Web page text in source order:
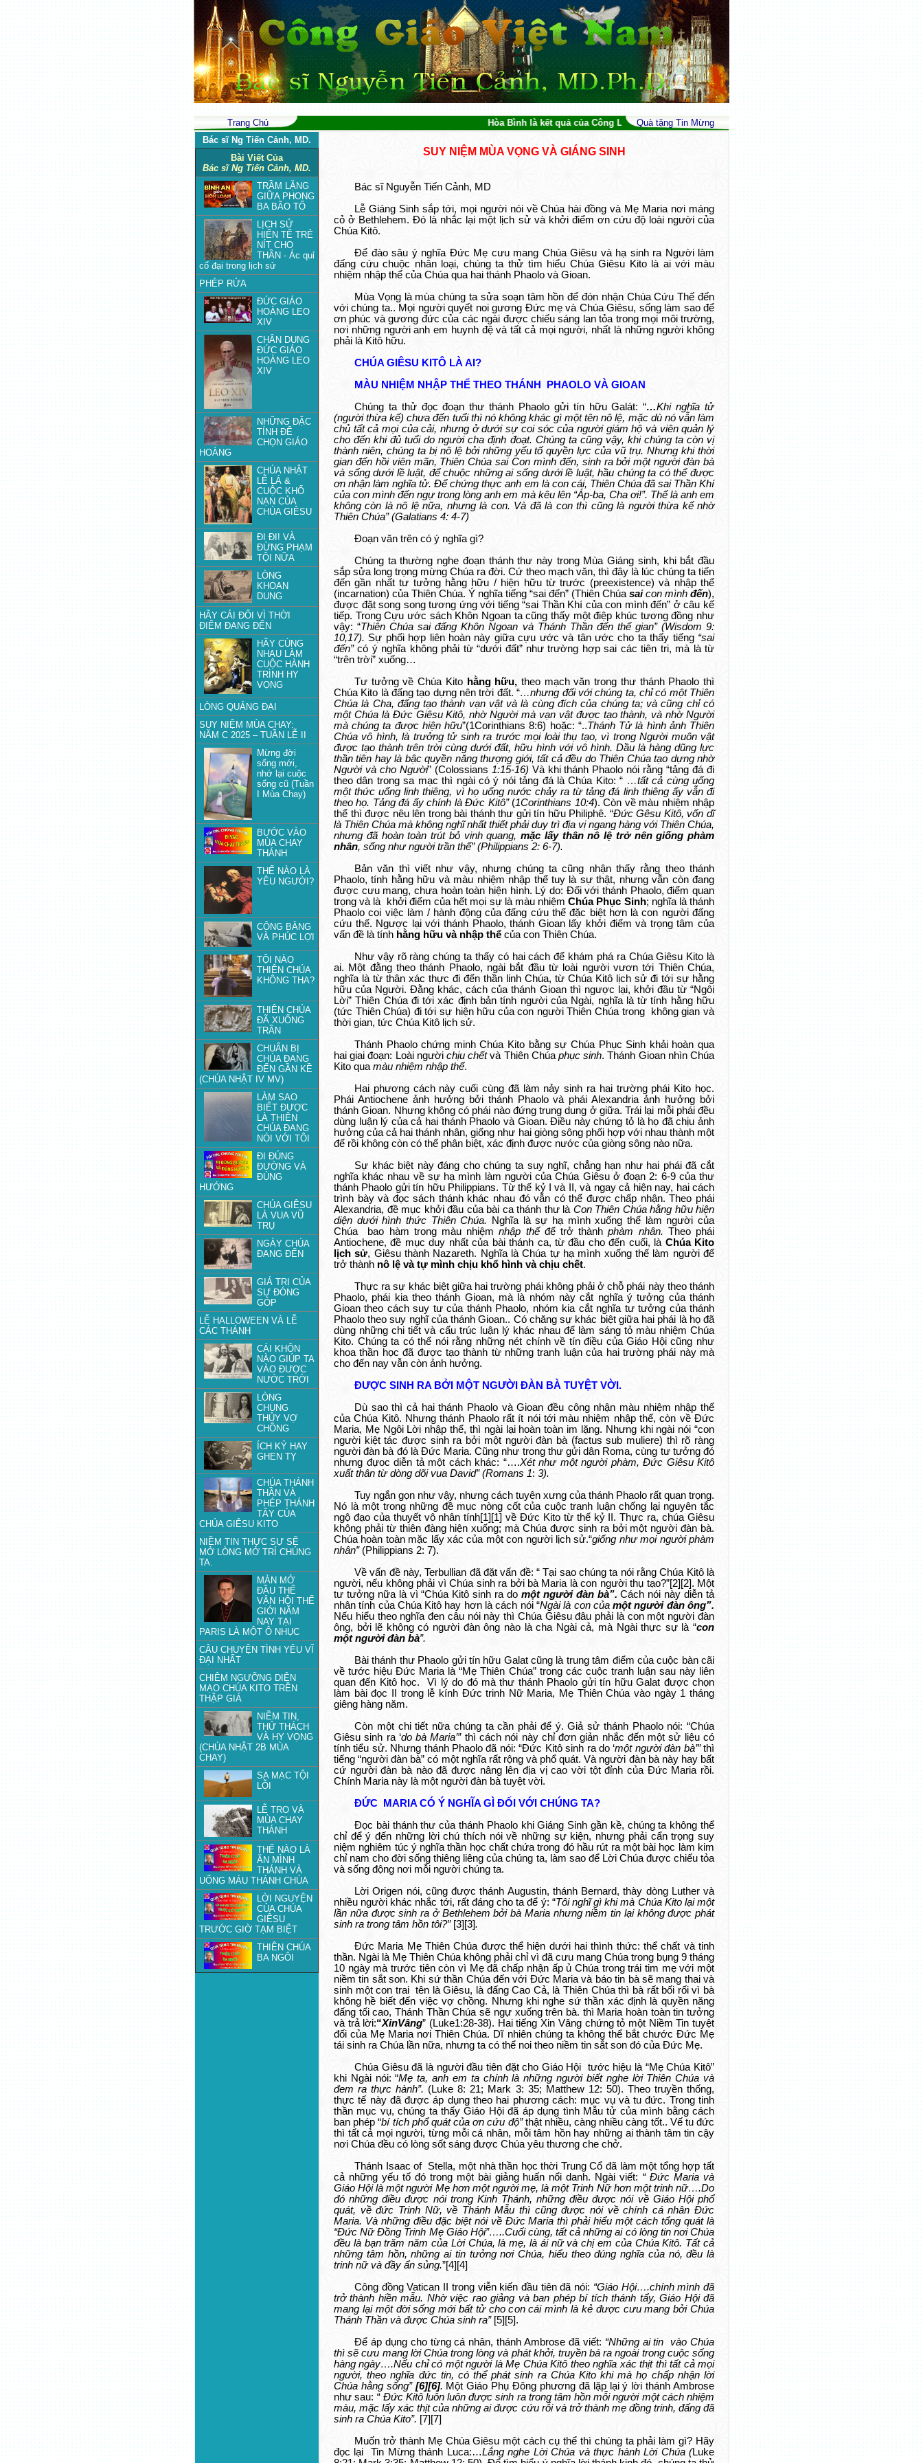
Trang Chủ Hòa Bình là kết quả của Công Lý và Tình Liên Đới (Is 32,17; Gc 3,18; Srs 39) - Peace As The Fruit Of Justice
Quà tặng Tin Mừng
Bác sĩ Ng Tiến Cảnh, MD.
Bài Viết Của
Bác sĩ Ng Tiến Cảnh, MD.
TRẦM LẶNG
GIỮA PHONG
BA BÃO TỐ
LỊCH SỬ
HIẾN TẾ TRẺ
NÍT CHO
THẦN - Ác quỉ
cổ đại trong lịch sử
PHÉP RỬA
ĐỨC GIÁO
HOÀNG LEO
XIV
CHÂN DUNG
ĐỨC GIÁO
HOÀNG LEO
XIV
NHỮNG ĐẶC
TÍNH ĐỂ
CHỌN GIÁO
HOÀNG
CHÚA NHẬT
LỄ LÁ &
CUỘC KHỔ
NẠN CỦA
CHÚA GIÊSU
ĐI ĐI! VÀ
ĐỪNG PHẠM
TỘI NỮA
LÒNG
KHOAN
DUNG
HÃY CẢI ĐỔI VÌ THỜI
ĐIỂM ĐANG ĐẾN
HÃY CÙNG
NHAU LÀM
CUỘC HÀNH
TRÌNH HY
VỌNG
LÒNG QUẢNG ĐẠI
SUY NIỆM MÙA CHAY:
NĂM C 2025 – TUẦN LỄ II
Mừng đời
sống mới,
nhớ lại cuộc
sống cũ (Tuần
I Mùa Chay)
BƯỚC VÀO
MÙA CHAY
THÁNH
THẾ NÀO LÀ
YÊU NGƯỜI?
CÔNG BẰNG
VÀ PHÚC LỢI
TỘI NÀO
THIÊN CHÚA
KHÔNG THA?
THIÊN CHÚA
ĐÃ XUỐNG
TRẦN
CHUẨN BỊ
CHÚA ĐANG
ĐẾN GẦN KỀ
(CHÚA NHẬT IV MV)
LÀM SAO
BIẾT ĐƯỢC
LÀ THIÊN
CHÚA ĐANG
NÓI VỚI TÔI
ĐI ĐÚNG
ĐƯỜNG VÀ
ĐÚNG
HƯỚNG
CHÚA GIÊSU
LÀ VUA VŨ
TRỤ
NGÀY CHÚA
ĐANG ĐẾN
GIÁ TRỊ CỦA
SỰ ĐÓNG
GÓP
LỄ HALLOWEEN VÀ LỄ
CÁC THÁNH
CÁI KHÔN
NÀO GIÚP TA
VÀO ĐƯỢC
NƯỚC TRỜI
LÒNG
CHUNG
THỦY VỢ
CHỒNG
ÍCH KỶ HAY
GHEN TỴ
CHÚA THÁNH
THẦN VÀ
PHÉP THÁNH
TẨY CỦA
CHÚA GIÊSU KITO
NIỀM TIN THỰC SỰ SẼ
MỞ LÒNG MỞ TRÍ CHÚNG
TA.
MÀN MỞ
ĐẦU THẾ
VẬN HỘI THẾ
GIỚI NĂM
NAY TẠI
PARIS LÀ MỘT Ô NHỤC
CÂU CHUYỆN TÌNH YÊU VĨ
ĐẠI NHẤT
CHIÊM NGƯỠNG DIỆN
MẠO CHÚA KITO TRÊN
THẬP GIÁ
NIỀM TIN,
THỬ THÁCH
VÀ HY VỌNG
(CHÚA NHẬT 2B MÙA
CHAY)
SA MẠC TỘI
LỖI
LỄ TRO VÀ
MÙA CHAY
THÁNH
THẾ NÀO LÀ
ĂN MÌNH
THÁNH VÀ
UỐNG MÁU THÁNH CHÚA
LỜI NGUYỆN
CỦA CHÚA
GIÊSU
TRƯỚC GIỜ TẠM BIỆT
THIÊN CHÚA
BA NGÔI
SUY NIỆM MÙA VỌNG VÀ GIÁNG SINH
Bác sĩ Nguyễn Tiến Cảnh, MD
Lễ Giáng Sinh sắp tới, mọi người nói về Chúa hài đồng và Mẹ Maria nơi máng
cỏ ở Bethlehem. Đó là nhắc lại một lịch sử và khởi điểm ơn cứu độ loài người của
Chúa Kitô.
Để đào sâu ý nghĩa Đức Mẹ cưu mang Chúa Giêsu và hạ sinh ra Người làm
đấng cứu chuộc nhân loại, chúng ta thử tìm hiểu Chúa Giêsu Kito là ai với màu
nhiệm nhập thể của Chúa qua hai thánh Phaolo và Gioan.
Mùa Vọng là mùa chúng ta sửa soạn tâm hồn để đón nhận Chúa Cứu Thế đến
với chúng ta.. Mọi người quyết noi gương Đức mẹ và Chúa Giêsu, sống làm sao để
ơn phúc và gương đức của các ngài được chiếu sáng lan tỏa trong mọi môi trường,
nơi những người anh em huynh đệ và tất cả mọi người, nhất là những người không
phải là Kitô hữu.
CHÚA GIÊSU KITÔ LÀ AI?
MÀU NHIỆM NHẬP THỂ THEO THÁNH PHAOLO VÀ GIOAN
Chúng ta thử đọc đoạn thư thánh Phaolo gửi tín hữu Galát: “…Khi nghĩa tử
(người thừa kế) chưa đến tuổi thì nó không khác gì một tên nô lệ, mặc dù nó vẫn làm
chủ tất cả mọi của cải, nhưng ở dưới sự coi sóc của người giám hộ và viên quản lý
cho đến khi đủ tuổi do người cha định đoạt. Chúng ta cũng vậy, khi chúng ta còn vị
thành niên, chúng ta bị nô lệ bởi những yếu tố quyền lực của vũ trụ. Nhưng khi thời
gian đến hồi viên mãn, Thiên Chúa sai Con mình đến, sinh ra bởi một người đàn bà
và sống dưới lề luật, để chuộc những ai sống dưới lề luật, hầu chúng ta có thể được
ơn nhận làm nghĩa tử. Để chứng thực anh em là con cái, Thiên Chúa đã sai Thần Khí
của con mình đến ngự trong lòng anh em mà kêu lên “Áp-ba, Cha ơi!”. Thế là anh em
không còn là nô lệ nữa, nhưng là con. Và đã là con thì cũng là người thừa kế nhờ
Thiên Chúa” (Galatians 4: 4-7)
Đoạn văn trên có ý nghĩa gì?
Chúng ta thường nghe đoạn thánh thư này trong Mùa Giáng sinh, khi bắt đầu
sắp sửa long trọng mừng Chúa ra đời. Cứ theo mạch văn, thì đây là lúc chúng ta tiến
đến gần nhất tư tưởng hằng hữu / hiện hữu từ trước (preexistence) và nhập thể
(incarnation) của Thiên Chúa. Ý nghĩa tiếng “sai đến” (Thiên Chúa saicon mình đến),
được đặt song song tương ứng với tiếng “sai Thần Khí của con mình đến” ở câu kế
tiếp. Trong Cựu ước sách Khôn Ngoan ta cũng thấy một điệp khúc tương đồng như
vậy: “Thiên Chúa sai đấng Khôn Ngoan và Thánh Thần đến thế gian” (Wisdom 9:
10,17). Sự phối hợp liên hoàn này giữa cựu ước và tân ước cho ta thấy tiếng “sai
đến”có ý nghĩa không phải từ “dưới đất” như trường hợp sai các tiên tri, mà là từ
“trên trời” xuống…
Tư tưởng về Chúa Kito hằng hữu, theo mạch văn trong thư thánh Phaolo thì
Chúa Kito là đấng tạo dựng nên trời đất. “…nhưng đối với chúng ta, chỉ có một Thiên
Chúa là Cha, đấng tạo thành vạn vật và là cùng đích của chúng ta; và cũng chỉ có
một Chúa là Đức Giêsu Kitô, nhờ Người mà vạn vật được tạo thành, và nhờ Người
mà chúng ta được hiện hữu”(1Corinthians 8:6) hoặc: “..Thánh Tử là hình ảnh Thiên
Chúa vô hình, là trưởng tử sinh ra trước mọi loài thụ tạo, vì trong Người muôn vật
được tạo thành trên trời cùng dưới đất, hữu hình với vô hình. Dầu là hàng dũng lực
thần tiên hay là bậc quyền năng thượng giới, tất cả đều do Thiên Chúa tạo dựng nhờ
Người và cho Người” (Colossians 1:15-16) Và khi thánh Phaolo nói rằng “tảng đá đi
theo dân trong sa mạc thì ngài có ý nói tảng đá là Chúa Kito: “ …tất cả cùng uống
một thức uống linh thiêng, vì họ uống nước chảy ra từ tảng đá linh thiêng ấy vẫn đi
theo họ. Tảng đá ấy chính là Đức Kitô” (1Corinthians 10:4). Còn về màu nhiệm nhập
thể thì được nêu lên trong bài thánh thư gửi tín hữu Philiphê. “Đức Gêsu Kitô, vốn dĩ
là Thiên Chúa mà không nghĩ nhất thiết phải duy trì địa vị ngang hàng với Thiên Chúa,
nhưng đã hoàn toàn trút bỏ vinh quang, mặc lấy thân nô lệ trở nên giống phàm
nhân, sống như người trần thế” (Philippians 2: 6-7).
Bản văn thì viết như vậy, nhưng chúng ta cũng nhận thấy rằng theo thánh
Phaolo, tính hằng hữu và màu nhiệm nhập thể tuy là sự thật, nhưng vẫn còn đang
được cưu mang, chưa hoàn toàn hiện hình. Lý do: Đối với thánh Phaolo, điểm quan
trọng và là khởi điểm của hết mọi sự là màu nhiệmChúa Phục Sinh; nghĩa là thánh
Phaolo coi việc làm / hành động của đấng cứu thế đặc biệt hơn là con người đấng
cứu thế. Ngược lại với thánh Phaolo, thánh Gioan lấy khởi điểm và trọng tâm của
vấn đề là tính hằng hữu và nhập thể của con Thiên Chúa.
Như vậy rõ ràng chúng ta thấy có hai cách để khám phá ra Chúa Giêsu Kito là
ai. Một đằng theo thánh Phaolo, ngài bắt đầu từ loài người vươn tới Thiên Chúa,
nghĩa là từ thân xác thực đi đến thần linh Chúa, từ Chúa Kitô lịch sử đi tới sự hằng
hữu của Người. Đằng khác, cách của thánh Gioan thì ngược lại, khởi đầu từ “Ngôi
Lời” Thiên Chúa đi tới xác định bản tính người của Ngài, nghĩa là từ tính hằng hữu
(tức Thiên Chúa) đi tới sự hiện hữu của con người Thiên Chúa trong không gian và
thời gian, tức Chúa Kitô lịch sử.
Thánh Phaolo chứng minh Chúa Kito bằng sự Chúa Phục Sinh khải hoàn qua
hai giai đoạn: Loài người chịu chếtvà Thiên Chúaphục sinh. Thánh Gioan nhìn Chúa
Kito qua màu nhiệm nhập thể.
Hai phương cách này cuối cùng đã làm nảy sinh ra hai trường phái Kito học.
Phái Antiochene ảnh hưởng bởi thánh Phaolo và phái Alexandria ảnh hưởng bởi
thánh Gioan. Nhưng không có phái nào đứng trung dung ở giữa. Trái lại mỗi phái đều
dùng luận lý của cả hai thánh Phaolo và Gioan. Điều này chứng tỏ là họ đã chịu ảnh
hưởng của cả hai thánh nhân, giống như hai giòng sông phối hợp với nhau thành một
để rồi không còn có thể phân biệt, xác định được nước của giòng sông nào nữa.
Sự khác biệt này đáng cho chúng ta suy nghĩ, chẳng hạn như hai phái đã cắt
nghĩa khác nhau về sự hạ mình làm người của Chúa Giêsu ở đoạn 2: 6-9 của thư
thánh Phaolo gửi tín hữu Philippians. Từ thế kỷ I và II, và ngay cả hiện nay, hai cách
trình bày và đọc sách thánh khác nhau đó vẫn có thể được chấp nhận. Theo phái
Alexandria, đề mục khởi đầu của bài ca thánh thư là Con Thiên Chúa hằng hữu hiện
diện dưới hình thức Thiên Chúa.
Nghĩa là sự hạ mình xuống thế làm người của
Chúa bao hàm trong màu nhiệmnhập thể để trở thành phàm nhân. Theo phái
Antiochene, đề mục duy nhất của bài thánh ca, từ đầu cho đến cuối, là Chúa Kito
lịch sử, Giêsu thành Nazareth. Nghĩa là Chúa tự hạ mình xuống thế làm người để
trở thành nô lệ và tự mình chịu khổ hình và chịu chết.
Thực ra sự khác biệt giữa hai trường phái không phải ở chỗ phái này theo thánh
Phaolo, phái kia theo thánh Gioan, mà là nhóm này cắt nghĩa ý tưởng của thánh
Gioan theo cách suy tư của thánh Phaolo, nhóm kia cắt nghĩa tư tưởng của thánh
Phaolo theo suy nghĩ của thánh Gioan.. Có chăng sự khác biệt giữa hai phái là họ đã
dùng những chi tiết và cấu trúc luận lý khác nhau để làm sáng tỏ màu nhiệm Chúa
Kito. Chúng ta có thể nói rằng những nét chính về tín điều của Giáo Hội cũng như
khoa thần học đã được tạo thành từ những tranh luận của hai trường phái này mà
cho đến nay vẫn còn ảnh hưởng.
ĐƯỢC SINH RA BỞI MỘT NGƯỜI ĐÀN BÀ TUYỆT VỜI.
Dù sao thì cả hai thánh Phaolo và Gioan đều công nhận màu nhiệm nhập thể
của Chúa Kitô. Nhưng thánh Phaolo rất ít nói tới màu nhiệm nhập thể, còn về Đức
Maria, Mẹ Ngôi Lời nhập thể, thì ngài lại hoàn toàn im lặng. Nhưng khi ngài nói “con
người kiệt tác được sinh ra bởi một người đàn bà (factus sub muliere) thì rõ ràng
người đàn bà đó là Đức Maria. Cũng như trong thư gửi dân Roma, cùng tư tưởng đó
nhưng đựoc diễn tả một cách khác: “….Xét như một người phàm, Đức Giêsu Kitô
xuất thân từ dòng dõi vua David” (Romans 1: 3).
Tuy ngắn gọn như vậy, nhưng cách tuyên xưng của thánh Phaolo rất quan trọng.
Nó là một trong những đề mục nòng cốt của cuộc tranh luận chống lại nguyên tắc
ngộ đạo của thuyết vô nhân tính[1] [1] về Đức Kito từ thế kỷ II. Thực ra, chúa Giêsu
không phải từ thiên đàng hiện xuống; mà Chúa được sinh ra bởi một người đàn bà.
Chúa hoàn toàn mặc lấy xác của một con người lịch sử.“giống như mọi người phàm
nhân”(Philippians 2: 7).
Về vấn đề này, Terbullian đã đặt vấn đề: “ Tại sao chúng ta nói rằng Chúa Kitô là
người, nếu không phải vì Chúa sinh ra bởi bà Maria là con người thụ tạo?”[2] [2]. Một
tư tưởng nữa là vì “Chúa Kitô sinh ra do một người đàn bà”.Cách nói này diễn tả
nhân tính của Chúa Kitô hay hơn là cách nói “Ngài là con củamột người đàn ông”.
Nếu hiểu theo nghĩa đen câu nói này thì Chúa Giêsu đâu phải là con một người đàn
ông, bởi lẽ không có người đàn ông nào là cha Ngài cả, mà Ngài thực sự là “con
một người đàn bà”.
Bài thánh thư Phaolo gửi tín hữu Galat cũng là trung tâm điểm của cuộc bàn cãi
về tước hiệu Đức Maria là “Mẹ Thiên Chúa” trong các cuộc tranh luận sau này liên
quan đến Kitô học. Vì lý do đó mà thư thánh Phaolo gửi tín hữu Galat được chọn
làm bài đọc II trong lễ kính Đức trinh Nữ Maria, Mẹ Thiên Chúa vào ngày 1 tháng
giêng hàng năm.
Còn một chi tiết nữa chúng ta cần phải để ý. Giả sử thánh Phaolo nói: “Chúa
Giêsu sinh ra ‘do bà Maria’”thì cách nói này chỉ đơn giản nhắc đến một sử liệu có
tính tiểu sử. Nhưng thánh Phaolo đã nói: “Đức Kitô sinh ra do ‘một người đàn bà’”thì
tiếng “người đàn bà” có một nghĩa rất rộng và phổ quát. Và người đàn bà này hay bất
cứ người đàn bà nào đã được nâng lên địa vị cao vời tột đỉnh của Đức Maria rồi.
Chính Maria này là một người đàn bà tuyệt vời.
ĐỨC MARIA CÓ Ý NGHĨA GÌ ĐỐI VỚI CHÚNG TA?
Đọc bài thánh thư của thánh Phaolo khi Giáng Sinh gần kề, chúng ta không thể
chỉ để ý đến những lời chú thích nói về những sự kiện, nhưng phải cẩn trọng suy
niệm nghiêm túc ý nghĩa thần học chất chứa trong đó hầu rút ra một bài học làm kim
chỉ nam cho đời sống thiêng liêng của chúng ta, làm sao để Lời Chúa được chiếu tỏa
và sống động nơi mỗi người chúng ta.
Lời Origen nói, cũng được thánh Augustin, thánh Bernard, thày dòng Luther và
nhiều người khác nhắc tới, rất đáng cho ta để ý: “Tôi nghĩ gì khi mà Chúa Kito lại một
lần nữa được sinh ra ở Bethlehem bởi bà Maria nhưng niềm tin lại không được phát
sinh ra trong tâm hồn tôi?” [3] [3].
Đức Maria Mẹ Thiên Chúa được thể hiện dưới hai thình thức: thể chất và tinh
thần. Ngài là Mẹ Thiên Chúa không phải chỉ vì đã cưu mang Chúa trong bụng 9 tháng
10 ngày mà trước tiên còn vì Mẹ đã chấp nhận ấp ủ Chúa trong trái tim mẹ với một
niềm tin sắt son. Khi sứ thần Chúa đến với Đức Maria và báo tin bà sẽ mang thai và
sinh một con trai tên là Giêsu, là đấng Cao Cả, là Thiên Chúa thì bà rất bối rối vì bà
không hề biết đến việc vợ chồng. Nhưng khi nghe sứ thần xác định là quyền năng
đấng tối cao, Thánh Thần Chúa sẽ ngự xuống trên bà. thì Maria hoàn toàn tin tưởng
và trả lời:“XinVâng” (Luke1:28-38). Hai tiếng Xin Vâng chứng tỏ một Niềm Tin tuyệt
đối của Mẹ Maria nơi Thiên Chúa. Dĩ nhiên chúng ta không thể bắt chước Đức Mẹ
tái sinh ra Chúa lần nữa, nhưng ta có thể noi theo niềm tin sắt son đó của Đức Mẹ.
Chúa Giêsu đã là người đầu tiên đặt cho Giáo Hội tước hiệu là “Mẹ Chúa Kitô”
khi Ngài nói: “Mẹ ta, anh em ta chính là những người biết nghe lời Thiên Chúa và
đem ra thực hành”. (Luke 8: 21; Mark 3: 35; Matthew 12: 50). Theo truyền thống,
thực tế này đã được áp dụng theo hai phương cách: mục vụ và tu đức. Trong tinh
thần mục vụ, chúng ta thấy Giáo Hội đã áp dụng tình Mẫu tử của mình bằng cách
ban phép “bí tích phổ quát của ơn cứu độ”thật nhiều, càng nhiều càng tốt.. Vế tu đức
thì tất cả mọi người, từng mỗi cá nhân, mỗi tâm hồn hay những ai thành tâm tin cậy
nơi Chúa đều có lòng sốt sáng được Chúa yêu thương che chở.
Thánh Isaac of Stella, một nhà thần học thời Trung Cổ đã làm một tổng hợp tất
cả những yếu tố đó trong một bài giảng huấn nổi danh. Ngài viết: “ Đức Maria và
Giáo Hội là một người Mẹ hơn một người mẹ, là một Trinh Nữ hơn một trinh nữ….Do
đó những điều được nói trong Kinh Thánh, những điều được nói về Giáo Hội phổ
quát, về đức Trinh Nữ, về Thánh Mẫu thì cũng được nói về chính cá nhân Đức
Maria. Và những điều đặc biệt nói về Đức Maria thì phải hiểu một cách tổng quát là
“Đức Nữ Đồng Trinh Mẹ Giáo Hội”…..Cuối cùng, tất cả những ai có lòng tin nơi Chúa
đều là bạn trăm năm của Lời Chúa, là mẹ, là ái nữ và chị em của Chúa Kitô. Tất cả
những tâm hồn, những ai tin tưởng nơi Chúa, hiểu theo đúng nghĩa của nó, đều là
trinh nữ và đầy ẩn sủng.”[4] [4]
Công đồng Vatican II trong viễn kiến đầu tiên đã nói: “Giáo Hội….chính mình đã
trở thành hiền mẫu. Nhờ việc rao giảng và ban phép bí tích thánh tẩy, Giáo Hội đã
mang lại một đời sống mới bất tử cho con cái mình là kẻ được cưu mang bởi Chúa
Thánh Thần và được Chúa sinh ra” [5] [5].
Để áp dụng cho từng cá nhân, thánh Ambrose đã viết: “Những ai tin
vào Chúa
thì sẽ cưu mang lời Chúa trong lòng và phát khởi, truyền bá ra ngoài trong cuộc sống
hàng ngày….Nếu chỉ có một người là Mẹ Chúa Kitô theo nghĩa xác thịt thì tất cả mọi
người, theo nghĩa đức tin, có thể phát sinh ra Chúa Kito khi mà họ chấp nhận lời
Chúa hằng sống” [6][6]. Một Giáo Phụ Đông phương đã lặp lại ý lời thánh Ambrose
như sau: “ Đức Kitô luôn luôn được sinh ra trong tâm hồn mỗi người một cách nhiệm
màu, mặc lấy xác thịt của những ai được cứu rỗi và trở thành mẹ đồng trinh, đấng đã
sinh ra Chúa Kito”. [7] [7]
Muốn trở thành Mẹ Chúa Giêsu một cách cụ thể thì chúng ta phải làm gì? Hãy
đọc lại Tin Mừng thánh Luca:…Lắng nghe Lời Chúa và thực hành Lời Chúa (Luke